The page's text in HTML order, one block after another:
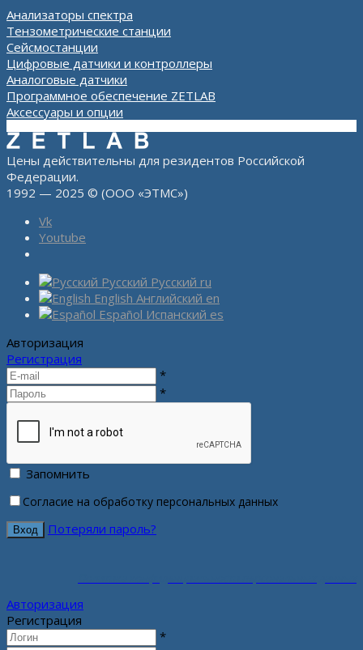
Анализаторы спектра
Тензометрические станции
Сейсмостанции
Цифровые датчики и контроллеры
Аналоговые датчики
Программное обеспечение ZETLAB
Аксессуары и опции
Цены действительны для резидентов Российской
Федерации.
1992 — 2025 © (ООО «ЭТМС»)
Vk
Youtube
Русский Русский ru
English Английский en
Español Испанский es
Авторизация
Регистрация
*
*
Запомнить
Согласие на обработку персональных данных
Потеряли пароль?
Авторизация
Регистрация
*